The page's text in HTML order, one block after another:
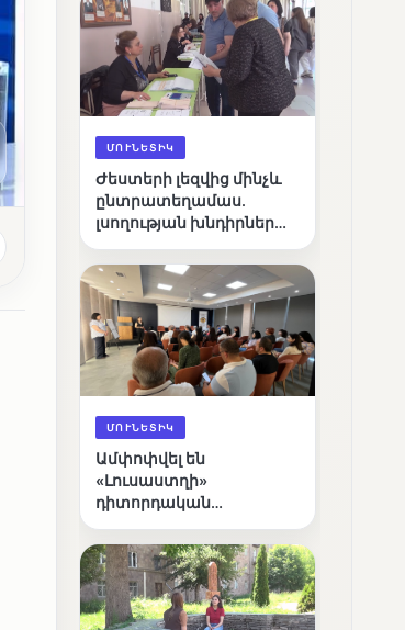
քաղաքական նպատակ
ՄՈՒՆԵՏԻԿ
Ժեստերի լեզվից մինչև
ընտրատեղամաս.
լսողության խնդիրներ
ճանապարհը
ՄՈՒՆԵՏԻԿ
Ամփոփվել են
«Լուսաստղի»
դիտորդական
արդյունքները